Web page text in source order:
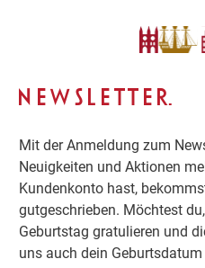
NEWSLETTER.
Mit der Anmeldung zum
Neuigkeiten und Aktionen
Kundenkonto hast,
gutgeschrieben. Möchtest
Geburtstag gratulieren und
uns auch dein